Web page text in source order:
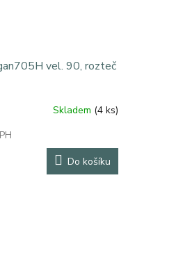
vel. 90, rozteč
Skladem (4 ks)
Do košíku